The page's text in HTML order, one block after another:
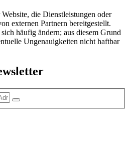
die Dienstleistungen oder
externen Partnern bereitgestellt.
häufig ändern; aus diesem Grund
Ungenauigkeiten nicht haftbar